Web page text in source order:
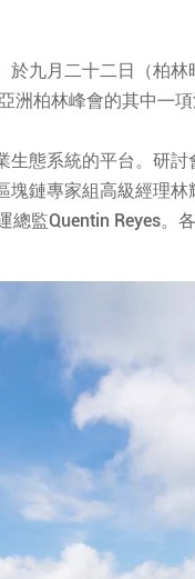
九月二十二日（柏
柏林峰會的其中㇐
態系統的平台。研
鏈專家組高級經理
監Quentin Reyes